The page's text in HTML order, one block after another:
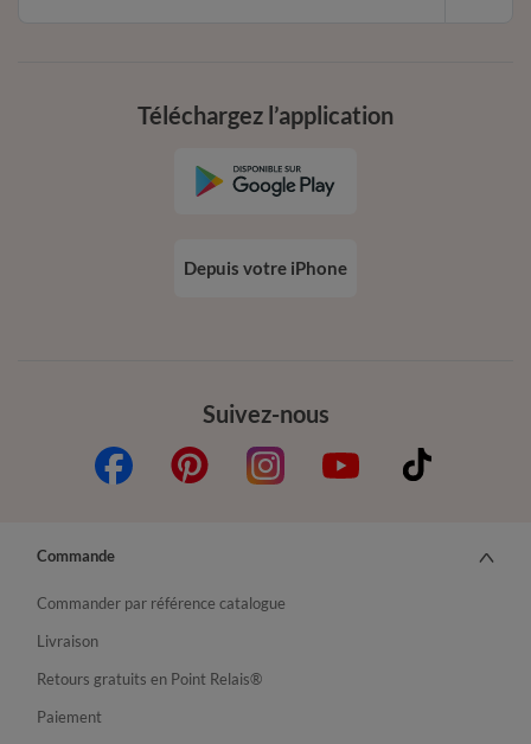
Suivez-nous
Téléchargez l’application
Depuis votre iPhone
Commande
Commander par référence catalogue
Livraison
Retours gratuits en Point Relais®
Paiement